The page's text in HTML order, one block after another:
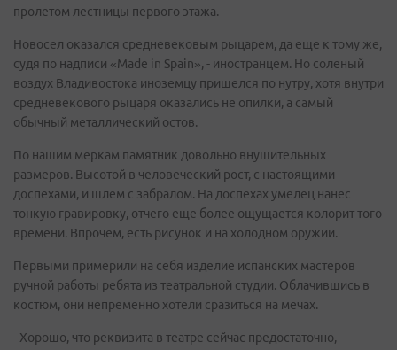
пролетом лестницы первого этажа.
Новосел оказался средневековым рыцарем, да еще к тому же,
судя по надписи «Made in Spain», - иностранцем. Но соленый
воздух Владивостока иноземцу пришелся по нутру, хотя внутри
средневекового рыцаря оказались не опилки, а самый
обычный металлический остов.
По нашим меркам памятник довольно внушительных
размеров. Высотой в человеческий рост, с настоящими
доспехами, и шлем с забралом. На доспехах умелец нанес
тонкую гравировку, отчего еще более ощущается колорит того
времени. Впрочем, есть рисунок и на холодном оружии.
Первыми примерили на себя изделие испанских мастеров
ручной работы ребята из театральной студии. Облачившись в
костюм, они непременно хотели сразиться на мечах.
- Хорошо, что реквизита в театре сейчас предостаточно, -